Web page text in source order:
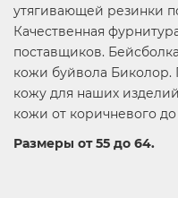
утягивающей резинки
Качественная
поставщиков.
кожи буйвола Биколор.
кожу для наших
кожи от коричневого до
Размеры от 55 до 64.